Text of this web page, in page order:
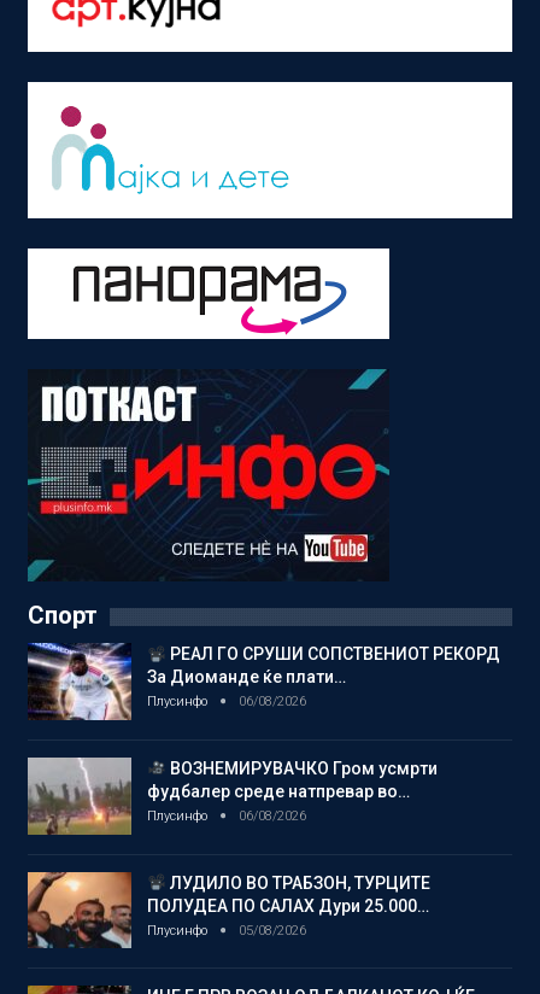
Спорт
РЕАЛ ГО СРУШИ СОПСТВЕНИОТ РЕКОРД
За Диоманде ќе плати…
Плусинфо 06/08/2026
ВОЗНЕМИРУВАЧКО Гром усмрти
фудбалер среде натпревар во…
Плусинфо 06/08/2026
ЛУДИЛО ВО ТРАБЗОН, ТУРЦИТЕ
ПОЛУДЕА ПО САЛАХ Дури 25.000…
Плусинфо 05/08/2026